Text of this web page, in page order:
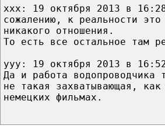
xxx: 19 октября 2013 в
сожалению, к реальности это
никакого отношения.
То есть все остальное там
yyy: 19 октября 2013 в
Да и работа водопроводчика
не такая захватывающая, как
немецких фильмах.